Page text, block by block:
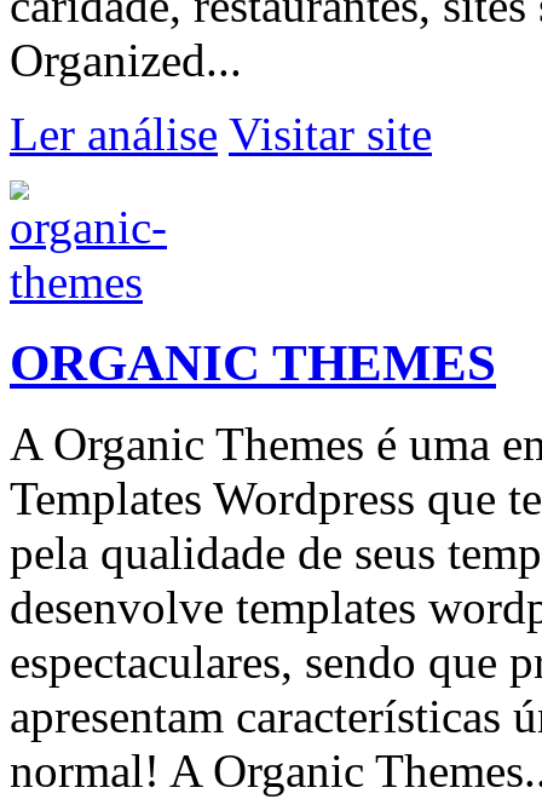
Organized...
Ler análise Visitar site
ORGANIC THEMES
A Organic Themes é uma
Templates Wordpress que
pela qualidade de seus
desenvolve templates
espectaculares, sendo que
apresentam características
normal! A Organic